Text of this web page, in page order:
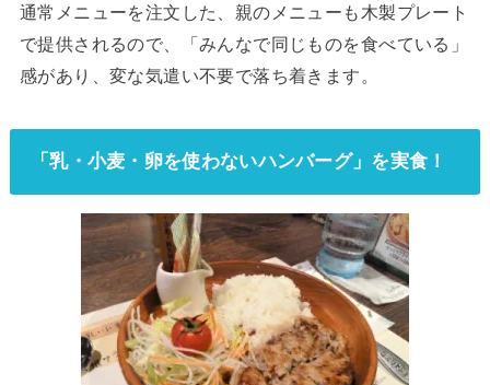
通常メニューを注文した、親のメニューも木製プレート
で提供されるので、「みんなで同じものを食べている」
感があり、変な気遣い不要で落ち着きます。
「乳・小麦・卵を使わないハンバーグ」を実食！